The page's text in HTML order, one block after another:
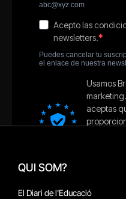
QUI SOM?
El Diari de l'Educació